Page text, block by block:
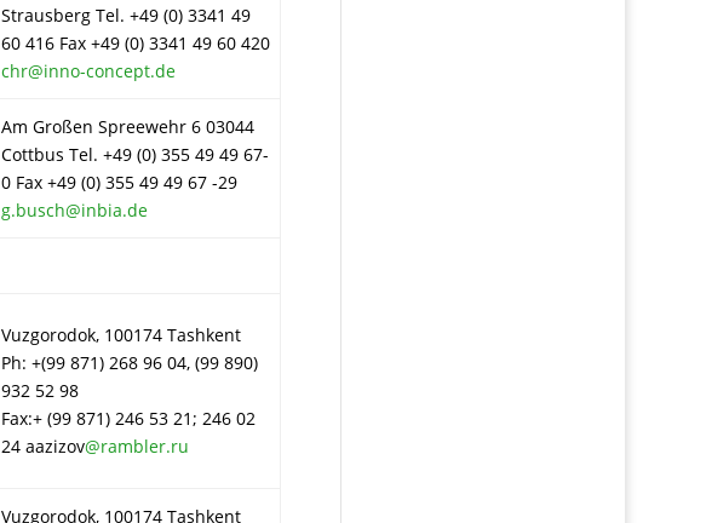
Strausberg Tel. +49 (0) 3341 49
60 416 Fax +49 (0) 3341 49 60 420
chr@inno-concept.de
Am Großen Spreewehr 6 03044
Cottbus Tel. +49 (0) 355 49 49 67-
0 Fax +49 (0) 355 49 49 67 -29
g.busch@inbia.de
Vuzgorodok, 100174 Tashkent
Ph: +(99 871) 268 96 04, (99 890)
932 52 98
Fax:+ (99 871) 246 53 21; 246 02
24 aazizov@rambler.ru
Vuzgorodok, 100174 Tashkent